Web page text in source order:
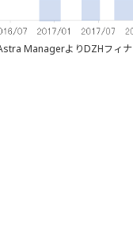
ManagerよりDZHフィ